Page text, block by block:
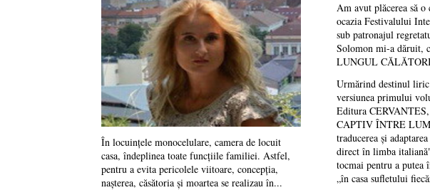
În locuinţele monocelulare, camera de locuit
casa, îndeplinea toate funcţiile familiei. Astfel,
pentru a evita pericolele viitoare, concepţia,
naşterea, căsătoria şi moartea se realizau în...
Am avut plăcerea să
ocazia Festivalului
sub patronajul
Solomon mi-a dăruit,
LUNGUL
Urmărind destinul
versiunea primului
Editura
CAPTIV ÎNTRE
traducerea și
direct în limba
tocmai pentru a putea
„în casa sufletului